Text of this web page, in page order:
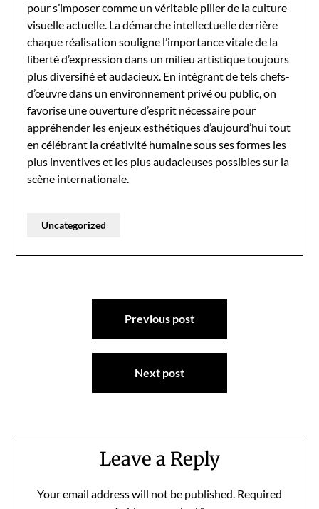
pour s’imposer comme un véritable pilier de la culture
visuelle actuelle. La démarche intellectuelle derrière
chaque réalisation souligne l’importance vitale de la
liberté d’expression dans un milieu artistique toujours
plus diversifié et audacieux. En intégrant de tels chefs-
d’œuvre dans un environnement privé ou public, on
favorise une ouverture d’esprit nécessaire pour
appréhender les enjeux esthétiques d’aujourd’hui tout
en célébrant la créativité humaine sous ses formes les
plus inventives et les plus audacieuses possibles sur la
scène internationale.
Uncategorized
Previous post
Next post
Leave a Reply
Your email address will not be published. Required